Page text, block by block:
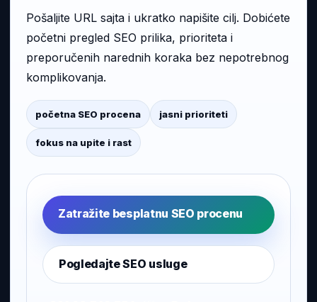
Pošaljite URL sajta i ukratko napišite cilj. Dobićete
početni pregled SEO prilika, prioriteta i
preporučenih narednih koraka bez nepotrebnog
komplikovanja.
početna SEO procena jasni prioriteti
fokus na upite i rast
Zatražite besplatnu SEO procenu
Pogledajte SEO usluge